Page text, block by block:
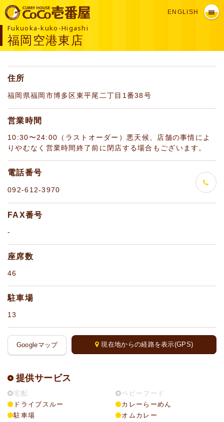
ENGLISH
Fukuoka-kuko-Higashi
福岡空港東店
住所
福岡県福岡市博多区東平尾二丁目1番38号
営業時間
10:30〜24:00（ラストオーダー）悪天候、店舗の事情によ
りやむなく営業時間終了前に閉店する場合もございます。
電話番号
092-612-3970
FAX番号
-
座席数
46
駐車場
13
Googleマップ 現在地からの経路を表示(GPS)
提供サービス
宅配
ドライブスルー
駐車場
ベビーフード
カレーらーめん
オムカレー